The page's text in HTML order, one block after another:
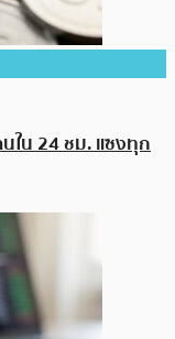
ใน 24 ชม. แซงทุก